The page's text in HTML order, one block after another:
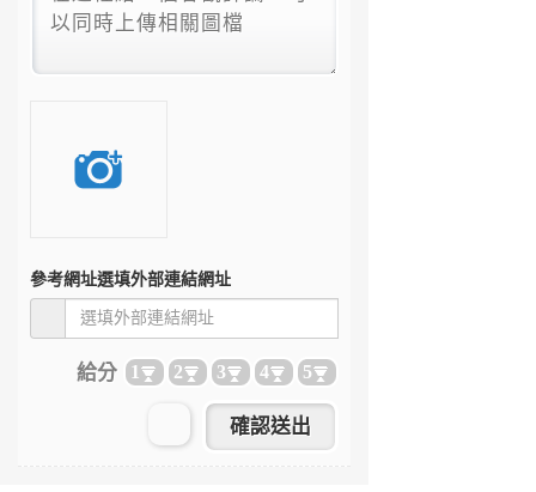
參考網址選填外部連結網址
給分 1 2 3 4 5